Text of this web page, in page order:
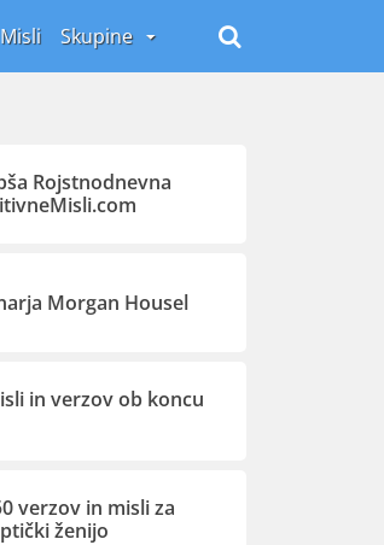
Skupine
Rojstnodnevna
Morgan Housel
in verzov ob koncu
verzov in misli za
ženijo